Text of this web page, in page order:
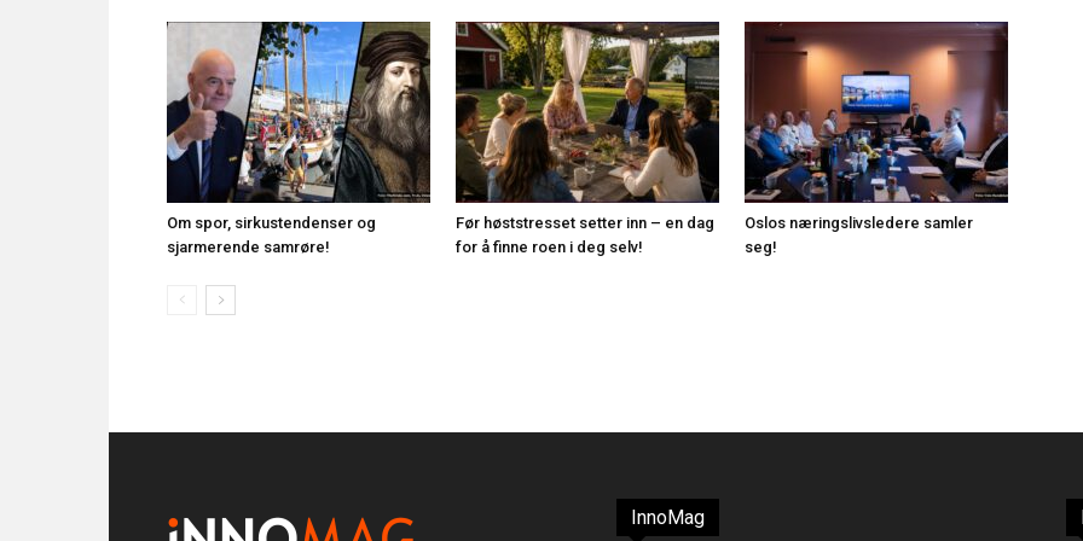
Om spor, sirkustendenser og
sjarmerende samrøre!
Før høststresset setter inn – en dag
for å finne roen i deg selv!
Oslos næringslivsledere samler
seg!
InnoMag